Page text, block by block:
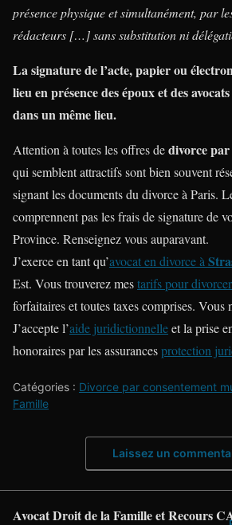
présence physique et simultanément, par
rédacteurs […] sans substitution ni
La signature de l’acte, papier ou
lieu en présence des époux et des
dans un même lieu.
Attention à toutes les offres dedivorce
qui semblent attractifs sont bien souvent
signant les documents du divorce à Paris.
comprennent pas les frais de signature de
Province. Renseignez vous auparavant.
J’exerce en tant qu’avocat en divorce à
Est. Vous trouverez mestarifs pour divorcer
forfaitaires et toutes taxes comprises. Vous
J’accepte l’aide juridictionnelleet la prise
honoraires par les assurancesprotection
Catégories : Divorce par consentement
Famille
Laissez un
Avocat Droit de la Famille et Recours